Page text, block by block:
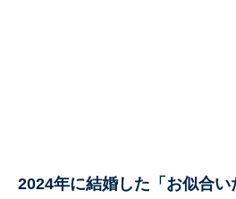
2024年に結婚した「お似合